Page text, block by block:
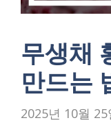
무생채
만드는
2025년 10월 25